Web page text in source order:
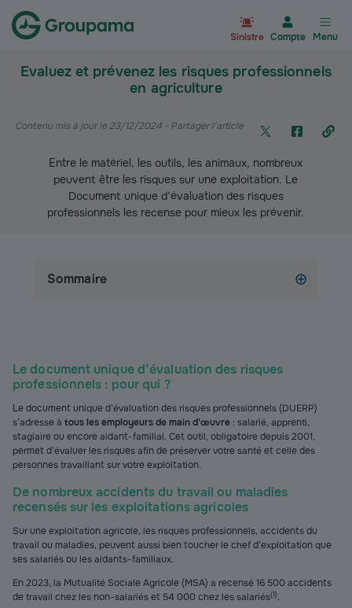
Sinistre Compte Menu
Evaluez et prévenez les risques professionnels
en agriculture
Contenu mis à jour le 23/12/2024- Partager l'article
Entre le matériel, les outils, les animaux, nombreux
peuvent être les risques sur une exploitation. Le
Document unique d’évaluation des risques
professionnels les recense pour mieux les prévenir.
Sommaire
Le document unique d’évaluation des risques
professionnels : pour qui ?
Le document unique d’évaluation des risques professionnels (DUERP)
s’adresse à tous les employeurs de main d’œuvre : salarié, apprenti,
stagiaire ou encore aidant-familial. Cet outil, obligatoire depuis 2001,
permet d’évaluer les risques afin de préserver votre santé et celle des
personnes travaillant sur votre exploitation.
De nombreux accidents du travail ou maladies
recensés sur les exploitations agricoles
Sur une exploitation agricole, les risques professionnels, accidents du
travail ou maladies, peuvent aussi bien toucher le chef d’exploitation que
ses salariés ou les aidants-familiaux.
En 2023, la Mutualité Sociale Agricole (MSA) a recensé 16 500 accidents
de travail chez les non-salariés et 54 000 chez les salariés(1).